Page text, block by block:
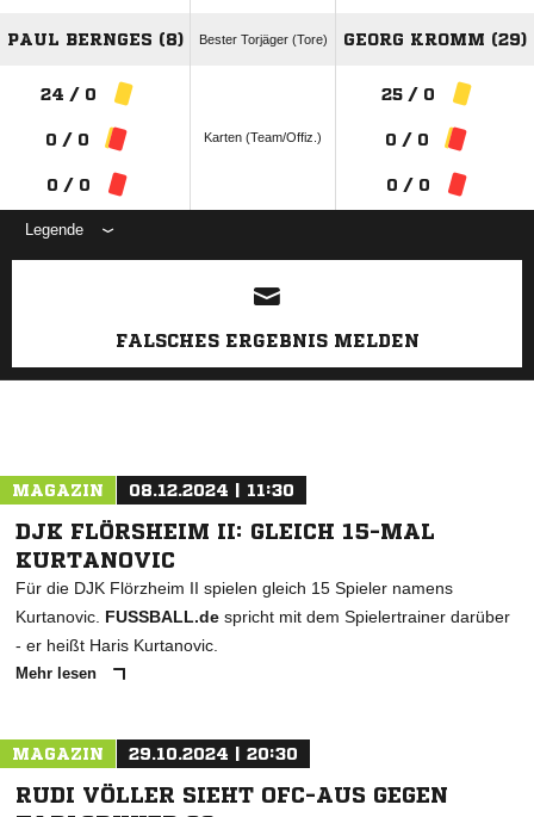
PAUL BERNGES (8) Bester Torjäger (Tore) GEORG KROMM (29)
24 / 0
0 / 0
0 / 0
Karten (Team/Offiz.)
25 / 0
0 / 0
0 / 0
Legende
ANZEIGE
FALSCHES ERGEBNIS MELDEN
MAGAZIN 08.12.2024 | 11:30
DJK FLÖRSHEIM II: GLEICH 15-MAL
KURTANOVIC
Für die DJK Flörzheim II spielen gleich 15 Spieler namens
Kurtanovic. FUSSBALL.de spricht mit dem Spielertrainer darüber
- er heißt Haris Kurtanovic.
Mehr lesen
MAGAZIN 29.10.2024 | 20:30
RUDI VÖLLER SIEHT OFC-AUS GEGEN